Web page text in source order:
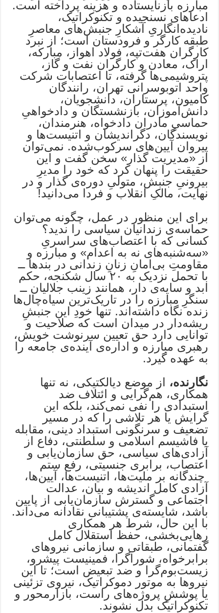
مبارزه بازنایستاده و هزینه پرداخته است.
ادعاهای نسنجیده و تکنوکراتیک،
نادیده‌انگاریِ آشکارِ جنبش‌های معاصرِ
طبقه کارگر و فرودستان است؛ از نبرد
کارگران هفت‌تپه، فولاد اهواز، مبارکه،
اراک، معادن و کارگران نفت و گاز،
پتروشیمی‌ها گرفته، تا اعتصابات شرکت
واحد اتوبوسرانی تهران، رانندگان
کامیون، پرستاران، دانشجویان،
دانش‌آموزان، بازنشستگان و دادخواهیِ
حماسیِ مادران دادخواه، هنرمندان،‌
نویسندگان، دگراندیشان و اتنیست‌ها و
پیروان آیین‌های سرکوب‌شده. نمی‌توان
از «مدیریت گذار» سخن گفت و این
حقیقت را پنهان کرد که خود را مدیرِ
بیرونیِ جنبش، متولیِ دوره‌ی گذار و در
نهایت، مالکِ انقلاب و فردا می‌دانید!
برای این منظور در عمل، چگونه می‌توان
حماسه‌ی زندانیان سیاسی را ندید؟
کسانی که با اعتصاب‌های سراسریِ
«سه‌شنبه‌های نه به اعدام» و مبارزه و
مقاومتِ بی‌امانِ زنانِ زندانی در بندها ــ
با تحمل نزدیک به ۲۰ سال شکنجه، حکم
ابد و سایه‌ی دار، همانند زینب جلالیان ــ
سنگرِ مبارزه را در تاریک‌ترین سیاه‌چال‌ها
زنده نگاه داشته‌اند. تنها خودِ این جنبشِ
ریشه‌دار در میدان است که صلاحیت و
توانایی دارد حق تعیین سرنوشت خویش،
رهبری مبارزه و اداره‌ی آینده‌ی جامعه را
به عهده گیرد.
نگارنده، از موضع دیالکتیکی، نه تنها
همکاری، هم‌گرایی و ائتلاف ضد
استبدادی را نفی نمی‌کند، بلکه این
گرایش یا هر تلاشی را که در مسیر
تضعیف و سرنگونی استبداد دینی، مقابله
با فاشیسم اسلامی و سلطنتی، دفاع از
آزادی‌های سیاسی، حق سازمان‌یابی و
اعتصاب، برابری جنسیتی، رفع ستم
چندگانه بر ملیت‌ها، اتنیست‌ها، آیین‌ها،
آزادی کامل اندیشه و بیان، عدالت
اجتماعی و گسترش سازمان‌یابی از پایین
باشد، شایسته‌ی پشتیبانی نقادانه می‌داند.
با این حال، شرط هر همکاری
رهایی‌بخشی، حفظ استقلال کامل
گفتمانی، طبقاتی و سازمانی نیروهای
برابرخواه، شوراگرا، فمینیست پیشرو،
زیست‌بوم‌گرا و ضد تبعیض است؛ تا این
نیروها به موتور دموکراتیک، نیروی تزئینی
یا پوششِ پروژه‌های راست، بازارمحور و
تکنوکراتیک بدل نشوند.